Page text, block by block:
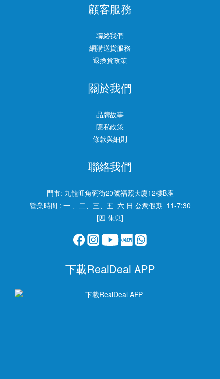
顧客服務
聯絡我們
網購送貨服務
退換貨政策
關於我們
品牌故事
隱私政策
條款與細則
聯絡我們
門市: 九龍旺角弼街20號福照大廈12樓B座
營業時間 : 一 、二、三、五 六 日 公衆假期 11-7:30
[四 休息]
下載RealDeal APP